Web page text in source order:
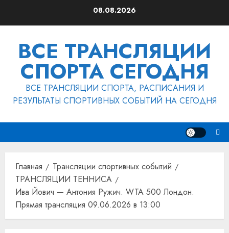
08.08.2026
ВСЕ ТРАНСЛЯЦИИ
СПОРТА СЕГОДНЯ
ВСЕ ТРАНСЛЯЦИИ СПОРТА, РАСПИСАНИЯ И
РЕЗУЛЬТАТЫ СПОРТИВНЫХ СОБЫТИЙ НА СЕГОДНЯ
Главная
Трансляции спортивных событий
ТРАНСЛЯЦИИ ТЕННИСА
Ива Йович — Антония Ружич. WTA 500 Лондон.
Прямая трансляция 09.06.2026 в 13:00